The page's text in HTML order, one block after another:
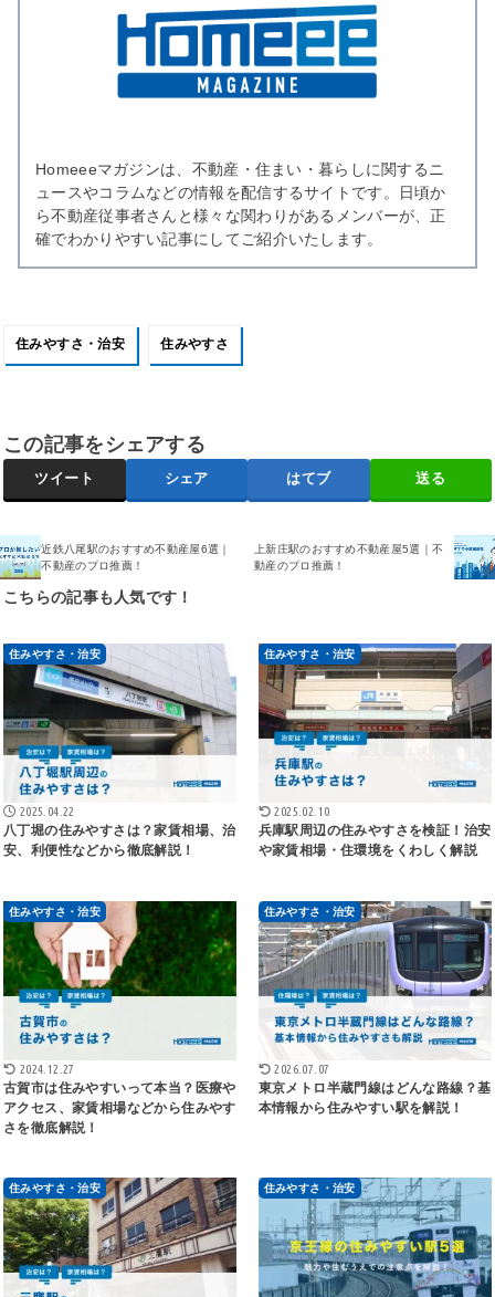
Homeeeマガジンは、不動産・住まい・暮らしに関するニ
ュースやコラムなどの情報を配信するサイトです。日頃か
ら不動産従事者さんと様々な関わりがあるメンバーが、正
確でわかりやすい記事にしてご紹介いたします。
住みやすさ・治安 住みやすさ
この記事をシェアする
ツイート シェア はてブ 送る
近鉄八尾駅のおすすめ不動産屋6選｜
不動産のプロ推薦！
上新庄駅のおすすめ不動産屋5選｜不
動産のプロ推薦！
こちらの記事も人気です！
住みやすさ・治安
2025.04.22
八丁堀の住みやすさは？家賃相場、治
安、利便性などから徹底解説！
住みやすさ・治安
2025.02.10
兵庫駅周辺の住みやすさを検証！治安
や家賃相場・住環境をくわしく解説
住みやすさ・治安
2024.12.27
古賀市は住みやすいって本当？医療や
アクセス、家賃相場などから住みやす
さを徹底解説！
住みやすさ・治安
2026.07.07
東京メトロ半蔵門線はどんな路線？基
本情報から住みやすい駅を解説！
住みやすさ・治安 住みやすさ・治安